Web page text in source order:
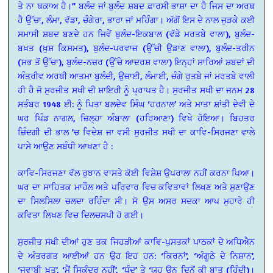
ਤੇ ਨਾ ਥਕਾਅ ਹੈ।’’ ਬਲੰਦ ਜਾਂ ਬੁਲੰਦ ਸ਼ਬਦ ਫ਼ਾਰਸੀ ਭਾਸ਼ਾ ਦਾ ਹੈ ਜਿਸ ਦਾ ਅਰਥ
ਹੈ ਉੱਚਾ, ਲੰਮਾ, ਵੱਡਾ, ਚੰਗੇਰਾ, ਭਾਰਾ ਜਾਂ ਮਹਿੰਗਾ। ਅੱਗੋਂ ਇਸ ਦੇ ਨਾਲ ਜੁੜਕੇ ਕਈ
ਸਮਾਸੀ ਸ਼ਬਦ ਬਣਦੇ ਹਨ ਜਿਵੇਂ ਬੁਲੰਦ-ਇਕਬਾਲ (ਵੱਡੇ ਮਰਤਬੇ ਵਾਲਾ), ਬੁਲੰਦ-
ਬਖ਼ਤ (ਖ਼ੁਸ਼ ਕਿਸਮਤ), ਬੁਲੰਦ-ਪਰਵਾਜ਼ (ਉੱਚੀ ਉਡਾਣ ਵਾਲਾ), ਬੁਲੰਦ-ਤਰੀਨ
(ਸਭ ਤੋਂ ਉੱਚਾ), ਬੁਲੰਦ-ਨਜ਼ਰ (ਉੱਚੇ ਆਦਰਸ਼ ਵਾਲਾ) ਇਨ੍ਹਾਂ ਸਾਰਿਆਂ ਸ਼ਬਦਾਂ ਦੀ
ਅੰਤਰੀਵ ਅਰਥੀ ਆਤਮਾ ਬੁਲੰਦੀ, ਉਚਾਈ, ਲੰਮਾਈ, ਚੰਗੇ ਰੁਤਬੇ ਜਾਂ ਮਰਤਬੇ ਵਾਲੀ
ਹੀ ਹੈ ਜੋ ਸੁਰਜੀਤ ਸਖੀ ਦੀ ਸ਼ਾਇਰੀ ਨੂੰ ਪ੍ਰਾਪਤ ਹੈ। ਸੁਰਜੀਤ ਸਖੀ ਦਾ ਜਨਮ 28
ਸਤੰਬਰ 1948 ਈ: ਨੂੰ ਪਿਤਾ ਬਲਦੇਵ ਸਿੰਘ ‘ਹਰਨਾਲ’ ਅਤੇ ਮਾਤਾ ਸ਼ਾਂਤੀ ਦੇਵੀ ਦੇ
ਘਰ ਪਿੰਡ ਨਾਗਲ, ਜ਼ਿਲ੍ਹਾ ਅੰਬਾਲਾ (ਹਰਿਆਣਾ) ਵਿਖੇ ਹੋਇਆ। ਬਿਹਤਰ
ਜ਼ਿੰਦਗੀ ਦੀ ਭਾਲ ’ਚ ਵਿਦੇਸ਼ ਜਾ ਵਸੀ ਸੁਰਜੀਤ ਸਖੀ ਦਾ ਕਾਵਿ-ਸਿਰਜਣਾ ਵਾਲੇ
ਪਾਸੇ ਆਉਣ ਸਬੰਧੀ ਆਖਣਾ ਹੈ :
ਕਾਵਿ-ਸਿਰਜਣਾ ਵੱਲ ਰੁਝਾਨ ਵਾਸਤੇ ਕੋਈ ਵਿਸ਼ੇਸ਼ ਉਪਰਾਲਾ ਨਹੀਂ ਕਰਨਾ ਪਿਆ।
ਘਰ ਦਾ ਸਾਹਿਤਕ ਮਾਹੌਲ ਅਤੇ ਪਰਿਵਾਰ ਵਿਚ ਕਵਿਤਾਵਾਂ ਲਿਖਣ ਅਤੇ ਸੁਣਾਉਣ
ਦਾ ਸਿਲਸਿਲਾ ਚਲਦਾ ਰਹਿੰਦਾ ਸੀ। ਸੋ ਉਸ ਅਸਰ ਸਦਕਾ ਆਪ ਮੁਹਾਰੇ ਹੀ
ਕਵਿਤਾ ਲਿਖਣ ਵਿਚ ਦਿਲਚਸਪੀ ਹੋ ਗਈ।
ਸੁਰਜੀਤ ਸਖੀ ਦੀਆਂ ਹੁਣ ਤਕ ਜਿਹੜੀਆਂ ਕਾਵਿ-ਪੁਸਤਕਾਂ ਪਾਠਕਾਂ ਦੇ ਅਧਿਐਨ
ਦੇ ਅੰਤਰਗਤ ਆਈਆਂ ਹਨ ਉਹ ਇਹ ਹਨ: ‘ਕਿਰਨਾਂ’, ‘ਅੰਗੂਠੇ ਦੇ ਨਿਸ਼ਾਨ’,
‘ਜਵਾਬੀ ਖ਼ਤ’, ‘ਮੈਂ ਸਿਕੰਦਰ ਨਹੀਂ’, ‘ਧੁੰਦ’ ਤੇ ‘ਯਹ ਉਨ ਦਿਨੋਂ ਕੀ ਬਾਤ (ਹਿੰਦੀ)।